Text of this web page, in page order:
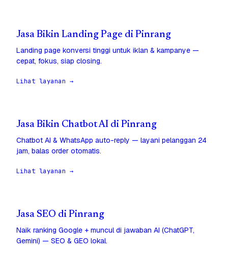
Jasa Bikin Landing Page di Pinrang
Landing page konversi tinggi untuk iklan & kampanye —
cepat, fokus, siap closing.
Lihat layanan →
Jasa Bikin Chatbot AI di Pinrang
Chatbot AI & WhatsApp auto-reply — layani pelanggan 24
jam, balas order otomatis.
Lihat layanan →
Jasa SEO di Pinrang
Naik ranking Google + muncul di jawaban AI (ChatGPT,
Gemini) — SEO & GEO lokal.